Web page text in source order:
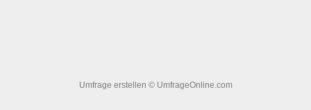
Umfrage erstellen © UmfrageOnline.com